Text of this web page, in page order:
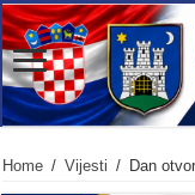
Home / Vijesti / Dan